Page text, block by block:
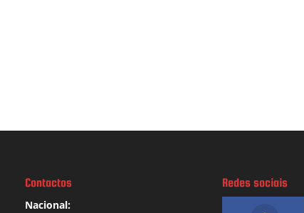
Contactos
Nacional:
Redes sociais